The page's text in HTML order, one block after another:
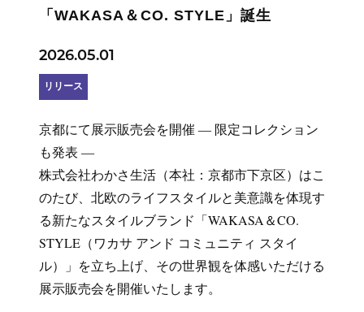
「WAKASA＆CO. STYLE」誕生
2026.05.01
リリース
京都にて展示販売会を開催 ― 限定コレクション
も発表 ―
株式会社わかさ生活（本社：京都市下京区）はこ
のたび、北欧のライフスタイルと美意識を体現す
る新たなスタイルブランド「WAKASA＆CO.
STYLE（ワカサ アンド コミュニティ スタイ
ル）」を立ち上げ、その世界観を体感いただける
展示販売会を開催いたします。